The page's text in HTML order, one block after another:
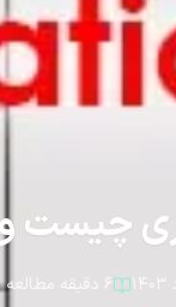
چیست
۶ دقیقه مطالعه